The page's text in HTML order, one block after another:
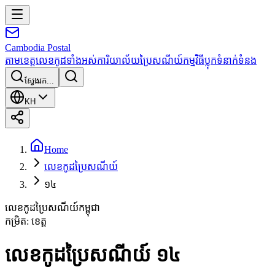
Cambodia Postal
តាមខេត្តលេខកូដទាំងអស់ការិយាល័យប្រៃសណីយ៍កម្មវិធីប្លុកទំនាក់ទំនង
ស្វែងរក...
KH
Home
លេខកូដប្រៃសណីយ៍
១៤
លេខកូដប្រៃសណីយ៍កម្ពុជា
កម្រិត: ខេត្ត
លេខកូដប្រៃសណីយ៍ ១៤